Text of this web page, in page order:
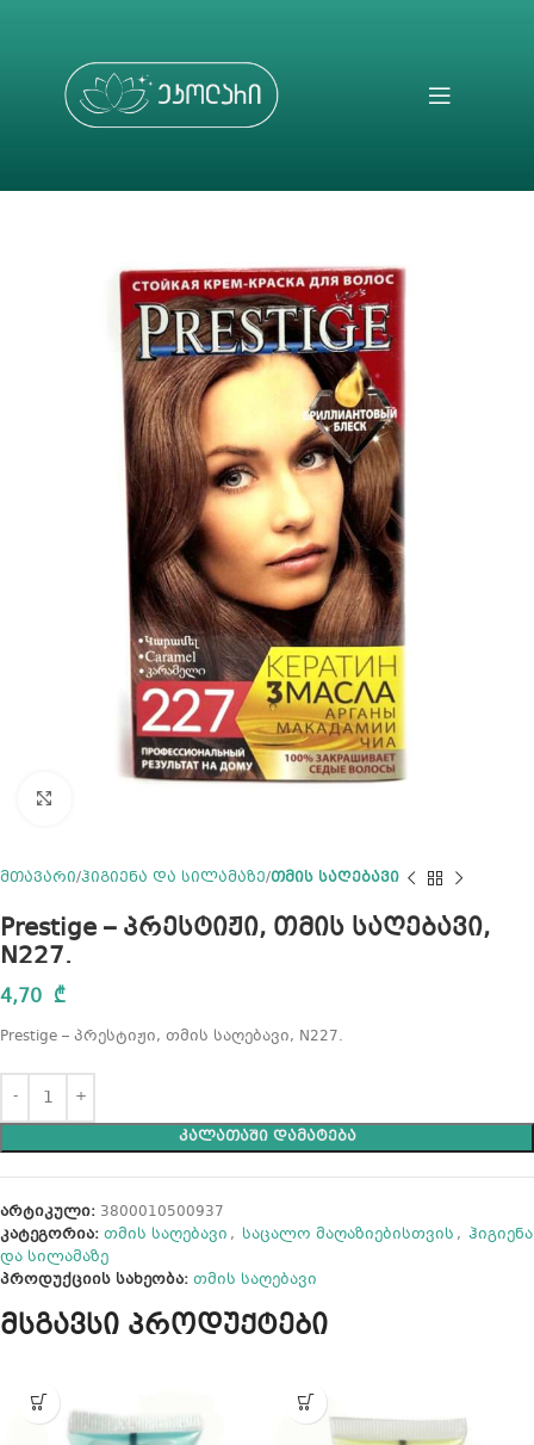
მთავარი ჰიგიენა და სილამაზე თმის საღებავი
Prestige – პრესტიჟი, თმის საღებავი,
N227.
4,70 ₾
Prestige – პრესტიჟი, თმის საღებავი, N227.
ᲙᲐᲚᲐᲗᲐᲨᲘ ᲓᲐᲛᲐᲢᲔᲑᲐ
არტიკული: 3800010500937
კატეგორია: თმის საღებავი , საცალო მაღაზიებისთვის , ჰიგიენა
და სილამაზე
პროდუქციის სახეობა: თმის საღებავი
მსგავსი პროდუქტები